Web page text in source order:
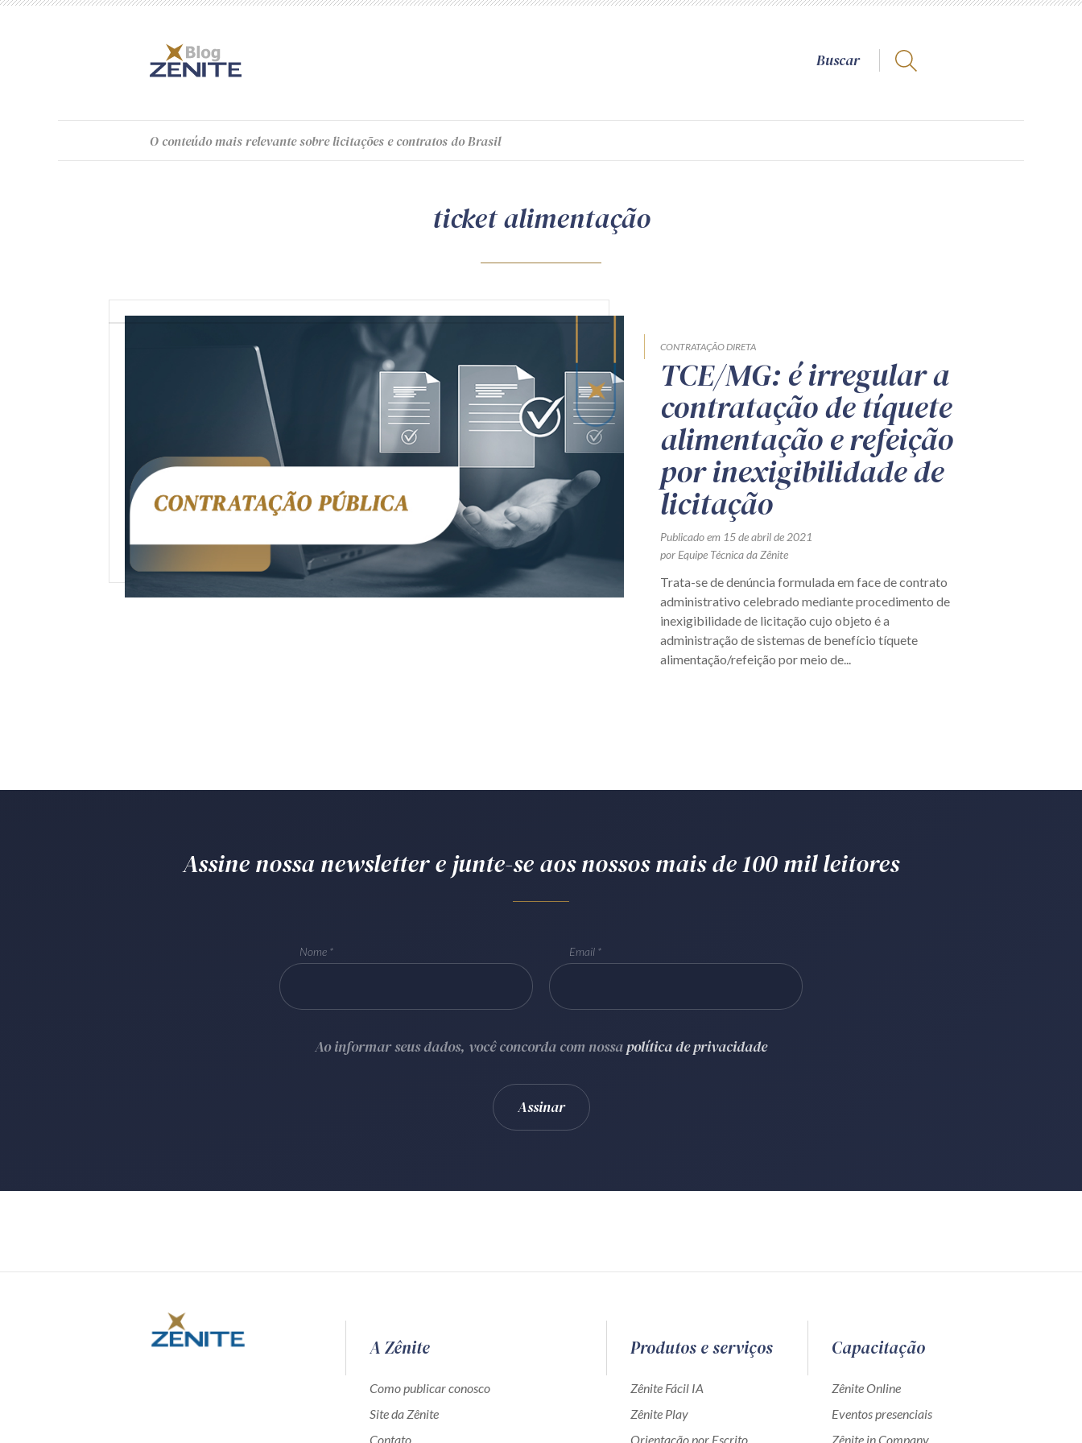
O conteúdomais relevante sobre licitações e contratos do Brasil
ticket alimentação
CONTRATAÇÃO DIRETA
TCE/MG: é irregular a
contratação de tíquete
alimentação e refeição
por inexigibilidade de
licitação
Publicado em 15 de abril de 2021
por Equipe Técnica da Zênite
Trata-se de denúncia formulada em face de contrato
administrativo celebrado mediante procedimento de
inexigibilidade de licitação cujo objeto é a
administração de sistemas de benefício tíquete
alimentação/refeição por meio de...
Assine nossa newsletter e junte-se aos nossos mais de 100 mil leitores
Nome Email
Ao informar seus dados, você concorda com nossapolítica de privacidade
A Zênite
Como publicar conosco
Site da Zênite
Contato
Produtos e serviços
Zênite Fácil IA
Zênite Play
Orientação por Escrito
Capacitação
Zênite Online
Eventos presenciais
Zênite in Company